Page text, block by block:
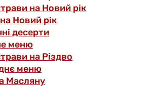
на Новий рік
Новий рік
десерти
меню
на Різдво
меню
Масляну